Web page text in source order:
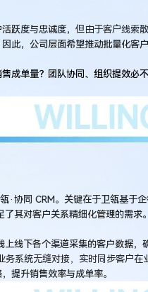
跃度与忠诚度， 但由于客户线索
此，公司层面希望推动批量化客
成单量？团队协同、组织提效必不
·协同 CRM。关键在于卫瓴基于
了其对客户关系精细化管理的需求。
线下各个渠道采集的客户数据
务系统无缝对接，实时同步客户
提升销售效率与成单率。